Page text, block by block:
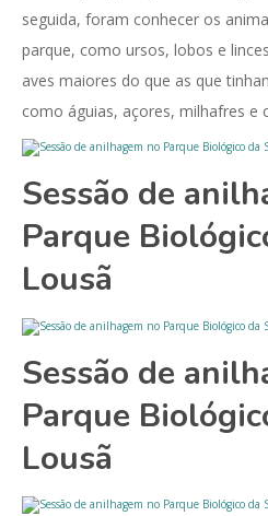
seguida, foram conhecer os
parque, como ursos, lobos e
aves maiores do que as que
como águias, açores, milhafres e
Sessão de
Parque
Lousã
Sessão de
Parque
Lousã